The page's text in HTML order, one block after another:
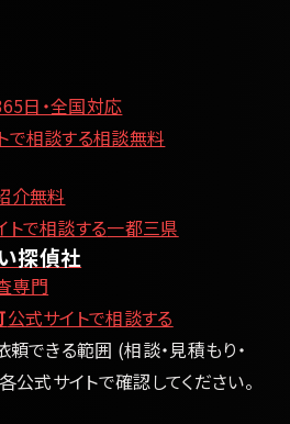
日・全国対応
で相談する相談無料
介無料
トで相談する一都三県
探偵社
専門
公式サイトで相談する
できる範囲 (相談・見積もり・
公式サイトで確認してください。